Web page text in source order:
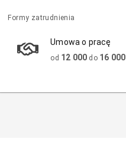
Formy zatrudnienia
Umowa o pracę
od 12 000 do 16 000